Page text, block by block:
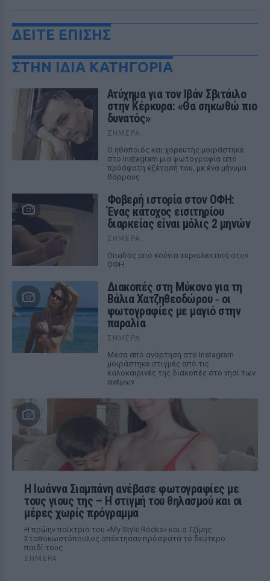
ΔΕΙΤΕ ΕΠΙΣΗΣ
ΣΤΗΝ ΙΔΙΑ ΚΑΤΗΓΟΡΙΑ
Ατύχημα για τον Ιβάν Σβιτάιλο
στην Κέρκυρα: «Θα σηκωθώ πιο
δυνατός»
ΣΉΜΕΡΑ
Ο ηθοποιός και χορευτής μοιράστηκε
στο Instagram μια φωτογραφία από
πρόσφατη εξέτασή του, με ένα μήνυμα
θάρρους
Φοβερή ιστορία στον ΟΦΗ:
Ένας κάτοχος εισιτηρίου
διαρκείας είναι μόλις 2 μηνών
ΣΉΜΕΡΑ
Οπαδός από κούνια κυριολεκτικά στον
ΟΦΗ
Διακοπές στη Μύκονο για τη
Βάλια Χατζηθεοδώρου ‑ οι
φωτογραφίες με μαγιό στην
παραλία
ΣΉΜΕΡΑ
Μέσα από ανάρτηση στο Instagram
μοιράστηκε στιγμές από τις
καλοκαιρινές της διακοπές στο νησί των
ανέμων
H Ιωάννα Σιαμπάνη ανέβασε φωτογραφίες με
τους γιους της – Η στιγμή του θηλασμού και οι
μέρες χωρίς πρόγραμμα
Η πρώην παίκτρια του «My Style Rocks» και ο Τζίμης
Σταθοκωστόπουλος απέκτησαν πρόσφατα το δεύτερο
παιδί τους
ΣΉΜΕΡΑ